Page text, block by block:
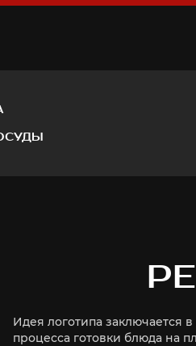
Идея логотипа заключается
процесса готовки блюда на